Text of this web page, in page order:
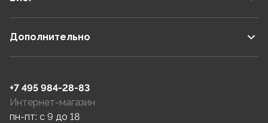
Дополнительно
+7 495 984-28-83
Интернет-магазин
пн-пт: c 9 до 18